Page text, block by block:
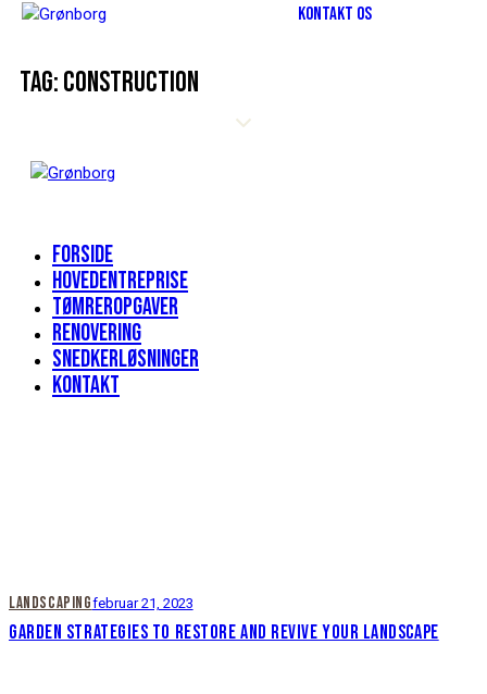
KONTAKT OS
TAG: CONSTRUCTION
Forside
Hovedentreprise
Tømreropgaver
Renovering
Snedkerløsninger
Kontakt
LANDSCAPINGfebruar 21, 2023
GARDEN STRATEGIES TO RESTORE AND REVIVE YOUR LANDSCAPE